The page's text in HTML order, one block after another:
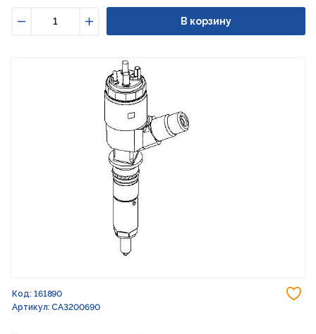
Увеличить
В корзину
Код: 161890
Артикул: CA3200690